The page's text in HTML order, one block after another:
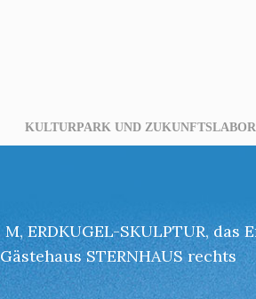
KULTURPARK UND ZUKUNFTSLABOR